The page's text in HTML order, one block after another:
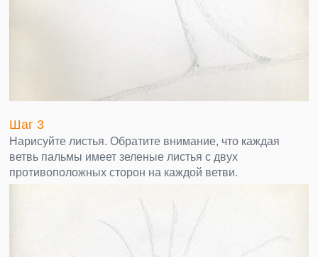
Шаг 3
Нарисуйте листья. Обратите внимание, что каждая
ветвь пальмы имеет зеленые листья с двух
противоположных сторон на каждой ветви.